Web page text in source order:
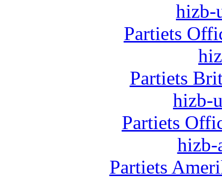
hizb-
Partiets
Partiets
hizb-
Partiets
hizb-
Partiets